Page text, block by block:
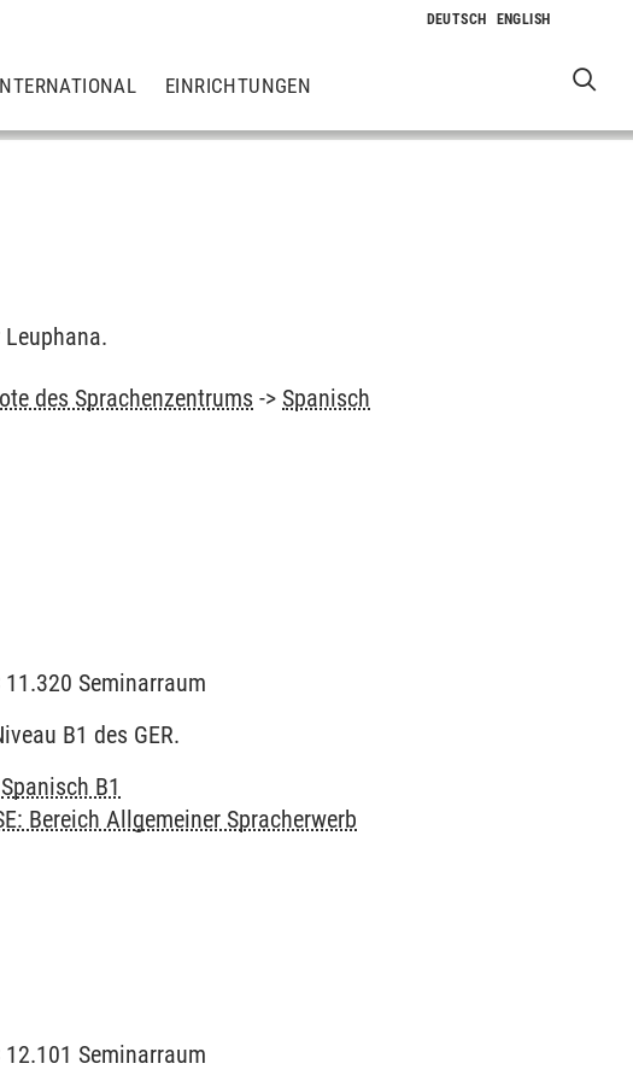
EINRICHTUNGEN
des Sprachenzentrums -> Spanisch
Seminarraum
B1 des GER.
Spanisch B1
Bereich Allgemeiner Spracherwerb
Seminarraum